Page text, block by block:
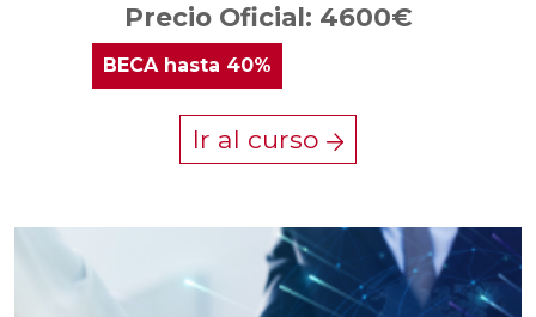
Precio Oficial: 4600€
BECAhasta 40%
Ir al curso